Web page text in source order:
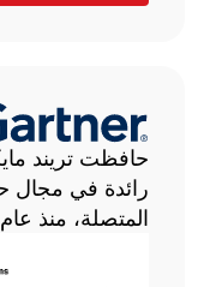
حافظت تريند
رائدة في مجال
المتصلة، منذ عام 2002